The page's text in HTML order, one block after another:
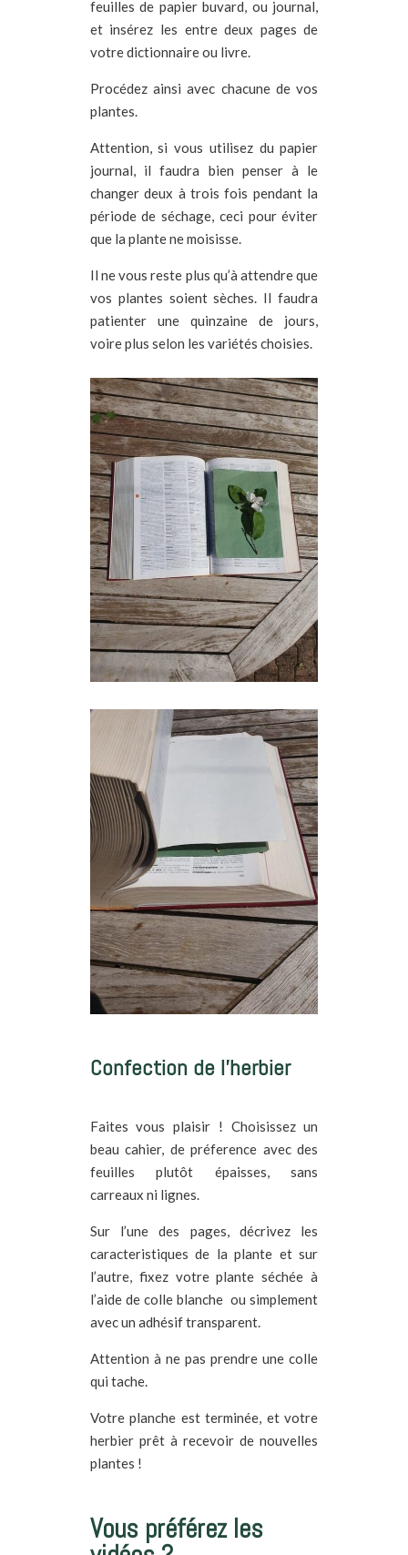
feuilles de papier buvard, ou journal,
et insérez les entre deux pages de
votre dictionnaire ou livre.
Procédez ainsi avec chacune de vos
plantes.
Attention, si vous utilisez du papier
journal, il faudra bien penser à le
changer deux à trois fois pendant la
période de séchage, ceci pour éviter
que la plante ne moisisse.
Il ne vous reste plus qu’à attendre que
vos plantes soient sèches. Il faudra
patienter une quinzaine de jours,
voire plus selon les variétés choisies.
Confection de l’herbier
Faites vous plaisir ! Choisissez un
beau cahier, de préference avec des
feuilles plutôt épaisses, sans
carreaux ni lignes.
Sur l’une des pages, décrivez les
caracteristiques de la plante et sur
l’autre, fixez votre plante séchée à
l’aide de colle blanche ou simplement
avec un adhésif transparent.
Attention à ne pas prendre une colle
qui tache.
Votre planche est terminée, et votre
herbier prêt à recevoir de nouvelles
plantes !
Vous préférez les